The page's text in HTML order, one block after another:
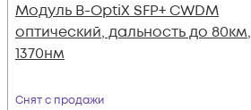
Модуль B-OptiX SFP+ CWDM
оптический, дальность до 80км,
1370нм
Снят с продажи